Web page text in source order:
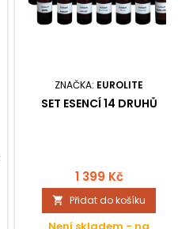
ZNAČKA: EUROLITE
SET ESENCÍ 14 DRUHŮ
1 399 Kč
 Přidat do košíku